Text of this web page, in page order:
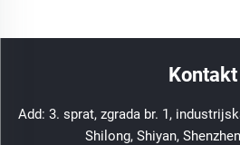
Kontakt
Add: 3. sprat, zgrada br. 1,
Shilong, Shiyan,